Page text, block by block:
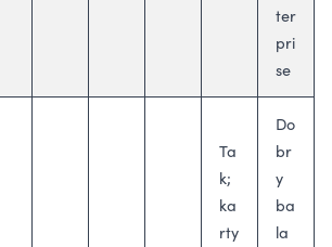
ter
pri
se
Ta
k;
ka
rty
Do
br
y
ba
la